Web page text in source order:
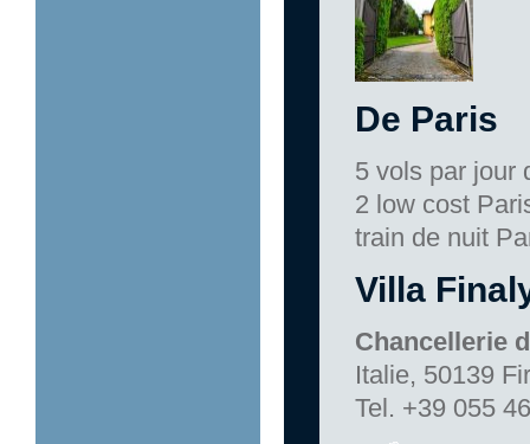
De Paris
5 vols par jour
2 low cost
train de nuit
Villa
Chancellerie
Italie, 50139
Tel. +39 055